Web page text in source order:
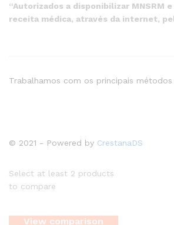
“Autorizados a disponibilizar MNSRM
receita médica, através da internet,
© 2021 - Powered by CrestanaDS
Trabalhamos com os principais
Select at least 2 products
to compare
View comparison